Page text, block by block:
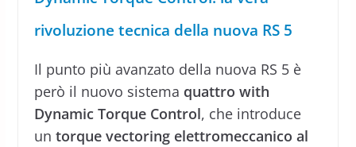
rivoluzione tecnica della nuova RS 5
Il punto più avanzato della nuova RS 5 è
però il nuovo sistema quattro with
Dynamic Torque Control, che introduce
un torque vectoring elettromeccanico al